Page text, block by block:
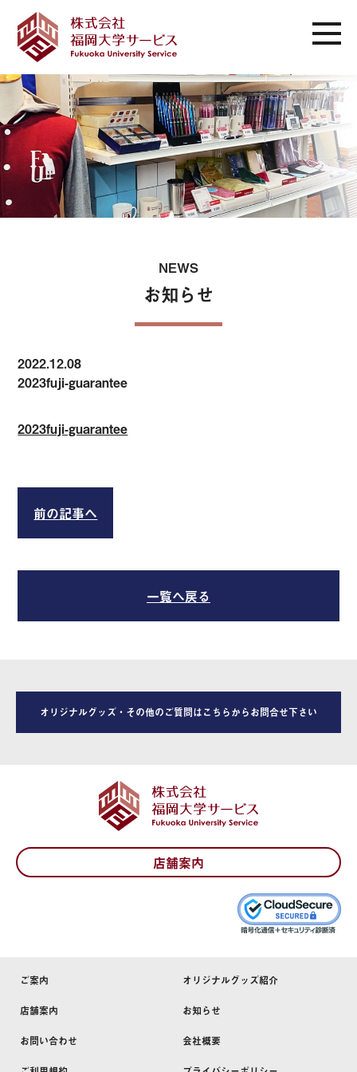
NEWS
お知らせ
2022.12.08
2023fuji-guarantee
2023fuji-guarantee
前の記事へ
一覧へ戻る
オリジナルグッズ・その他のご質問はこちらからお問合せ下さい
店舗案内
ご案内 オリジナルグッズ紹介
店舗案内 お知らせ
お問い合わせ 会社概要